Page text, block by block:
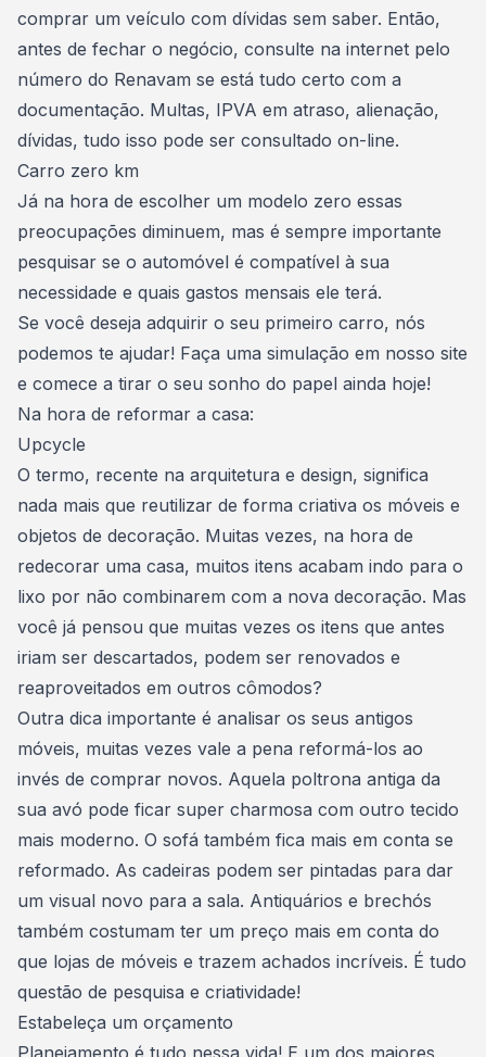
comprar um veículo com dívidas sem saber. Então,
antes de fechar o negócio, consulte na internet pelo
número do Renavam se está tudo certo com a
documentação. Multas, IPVA em atraso, alienação,
dívidas, tudo isso pode ser consultado on-line.
Carro zero km
Já na hora de escolher um modelo zero essas
preocupações diminuem, mas é sempre importante
pesquisar se o automóvel é compatível à sua
necessidade e quais gastos mensais ele terá.
Se você deseja adquirir o seu primeiro carro, nós
podemos te ajudar! Faça uma simulação em nosso site
e comece a tirar o seu sonho do papel ainda hoje!
Na hora de reformar a casa:
Upcycle
O termo, recente na arquitetura e design, significa
nada mais que reutilizar de forma criativa os móveis e
objetos de decoração. Muitas vezes, na hora de
redecorar uma casa, muitos itens acabam indo para o
lixo por não combinarem com a nova decoração. Mas
você já pensou que muitas vezes os itens que antes
iriam ser descartados, podem ser renovados e
reaproveitados em outros cômodos?
Outra dica importante é analisar os seus antigos
móveis, muitas vezes vale a pena reformá-los ao
invés de comprar novos. Aquela poltrona antiga da
sua avó pode ficar super charmosa com outro tecido
mais moderno. O sofá também fica mais em conta se
reformado. As cadeiras podem ser pintadas para dar
um visual novo para a sala. Antiquários e brechós
também costumam ter um preço mais em conta do
que lojas de móveis e trazem achados incríveis. É tudo
questão de pesquisa e criatividade!
Estabeleça um orçamento
Planejamento é tudo nessa vida! E um dos maiores